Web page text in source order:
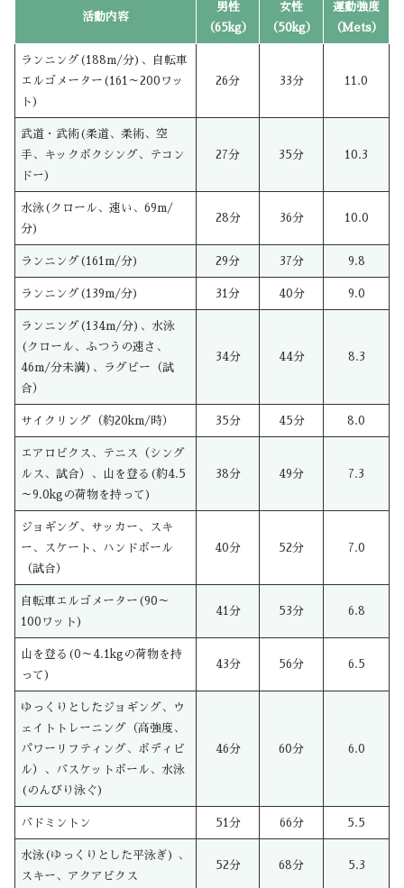
活動内容
男性
（65kg）
女性
（50kg）
運動強度
（Mets）
ランニング(188m/分)、自転車
エルゴメーター(161～200ワッ
ト)
26分 33分 11.0
武道・武術(柔道、柔術、空
手、キックボクシング、テコン
ドー)
27分 35分 10.3
水泳(クロール、速い、69m/
分)
28分 36分 10.0
ランニング(161m/分) 29分 37分 9.8
ランニング(139m/分) 31分 40分 9.0
ランニング(134m/分)、水泳
(クロール、ふつうの速さ、
46m/分未満)、ラグビー（試
合）
34分 44分 8.3
サイクリング（約20km/時） 35分 45分 8.0
エアロビクス、テニス（シング
ルス、試合）、山を登る(約4.5
～9.0kgの荷物を持って)
38分 49分 7.3
ジョギング、サッカー、スキ
ー、スケート、ハンドボール
（試合）
40分 52分 7.0
自転車エルゴメーター(90～
100ワット)
41分 53分 6.8
山を登る(0～4.1kgの荷物を持
って)
43分 56分 6.5
ゆっくりとしたジョギング、ウ
ェイトトレーニング（高強度、
パワーリフティング、ボディビ
ル）、バスケットボール、水泳
(のんびり泳ぐ)
46分 60分 6.0
バドミントン 51分 66分 5.5
水泳(ゆっくりとした平泳ぎ) 、
スキー、アクアビクス
52分 68分 5.3